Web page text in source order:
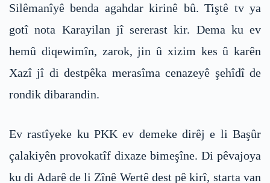
Silêmanîyê benda agahdar kirinê bû. Tiştê tv ya
gotî nota Karayilan jî sererast kir. Dema ku ev
hemû diqewimîn, zarok, jin û xizim kes û karên
Xazî jî di destpêka merasîma cenazeyê şehîdî de
rondik dibarandin.
Ev rastîyeke ku PKK ev demeke dirêj e li Başûr
çalakiyên provokatîf dixaze bimeşîne. Di pêvajoya
ku di Adarê de li Zînê Wertê dest pê kirî, starta van